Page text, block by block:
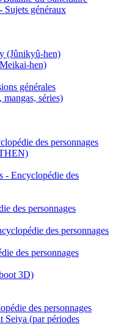
Sujets généraux
(Jûnikyû-hen)
hen)
générales
séries)
des personnages
- Encyclopédie des
des personnages
des personnages
des personnages
3D)
des personnages
Seiya (par périodes